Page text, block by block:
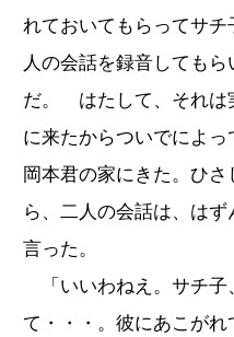
れておいてもらってサ
人の会話を録音しても
だ。 はたして、それは
に来たからついでによっ
岡本君の家にきた。ひ
ら、二人の会話は、はず
言った。
「いいわねえ。サチ子
て・・・。彼にあこが